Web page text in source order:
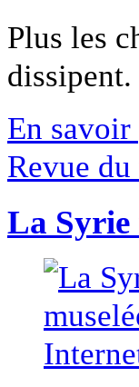
Plus les
En savoir
Revue du
La Syrie